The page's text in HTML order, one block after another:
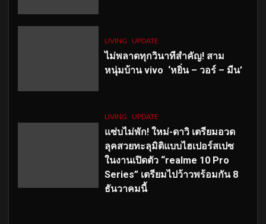
LIVING UPDATE
ไม่พลาดทุกวินาทีสำคัญ! สาม
หนุ่มบ้าน vivo ‘หยิ่น – วอร์ – มีน’
LIVING UPDATE
แซ่บไม่พัก! ใหม่-ดาวิ เตรียมอวด
ลุคสวยทะลุมิติแบบไฮเปอร์สเปซ
ในงานเปิดตัว “realme 10 Pro
Series” เตรียมไปว้าวพร้อมกัน 8
ธันวาคมนี้